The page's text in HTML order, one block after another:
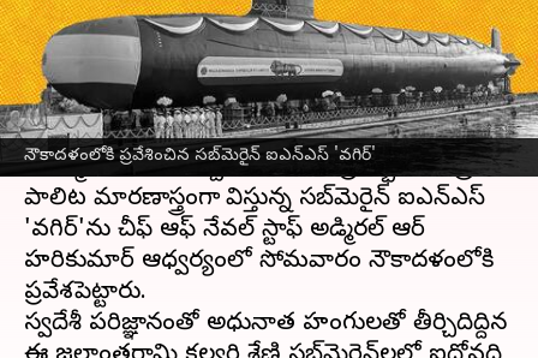
నౌకాదళంలోకి ప్రవేశించిన సబ్‌మెరైన్ ఐఎన్ఎస్ 'వగిర్'
వ్రాసిన వారు Stalin Jan 23, 2023 12:27 pm
ఈ వార్తాకథనం ఏంటి
భారత నౌకాదళంమరో ప్రధాన అస్త్రాన్ని తన
అమ్ములపొదిలో చేర్చుకుంది. సముద్రగర్భంలో శత్రువు
పాలిట మారణాస్త్రంగా భావిస్తున్న సబ్‌మెరైన్ ఐఎన్ఎస్
'వగిర్'ను చీఫ్ ఆఫ్ నేవల్ స్టాఫ్ అడ్మిరల్ ఆర్
హరికుమార్ ఆధ్వర్యంలో సోమవారం నౌకాదళంలోకి
ప్రవేశపెట్టారు.
స్వదేశీ పరిజ్ఞానంతో అధునాత హంగులతో తీర్చిదిద్దిన